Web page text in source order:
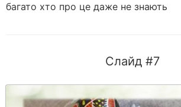
багато хто про це даже не знають
Слайд #7